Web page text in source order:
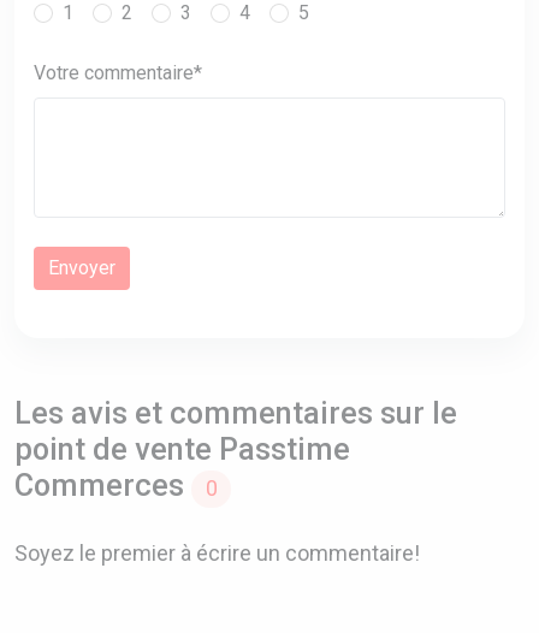
1
2 3 4 5
Votre commentaire*
Les avis et commentaires sur le
point de vente Passtime
Commerces
0
Soyez le premier à écrire un commentaire!